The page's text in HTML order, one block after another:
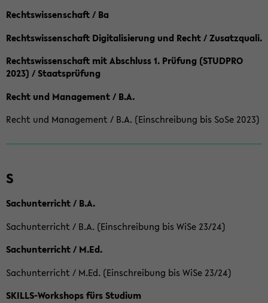
Rechtswissenschaft / Ba
Rechtswissenschaft Digitalisierung und Recht / Zusatzquali.
Rechtswissenschaft mit Abschluss 1. Prüfung (STUDPRO
2023) / Staatsprüfung
Recht und Management / B.A.
Recht und Management / B.A. (Einschreibung bis SoSe 2023)
S
Sachunterricht / B.A.
Sachunterricht / B.A. (Einschreibung bis WiSe 23/24)
Sachunterricht / M.Ed.
Sachunterricht / M.Ed. (Einschreibung bis WiSe 23/24)
SKILLS-Workshops fürs Studium